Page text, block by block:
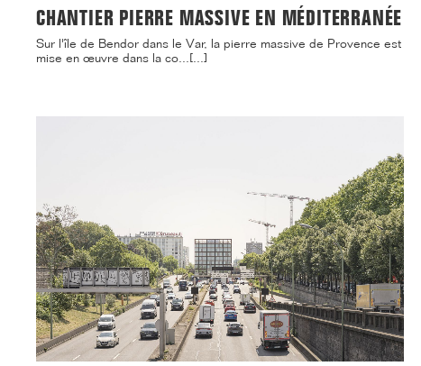
CHANTIER PIERRE MASSIVE EN MÉDITERRANÉE
Sur l'île de Bendor dans le Var, la pierre massive de Provence est
mise en œuvre dans la co...[...]